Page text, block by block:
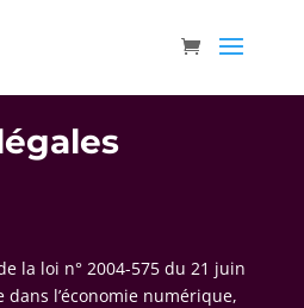
la loi n° 2004-575 du 21 juin
dans l’économie numérique,